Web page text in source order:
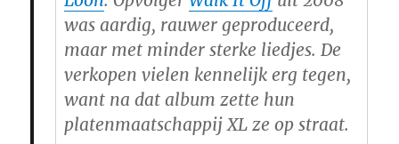
was aardig, rauwer geproduceerd,
maar met minder sterke liedjes. De
verkopen vielen kennelijk erg tegen,
want na dat album zette hun
platenmaatschappij XL ze op straat.